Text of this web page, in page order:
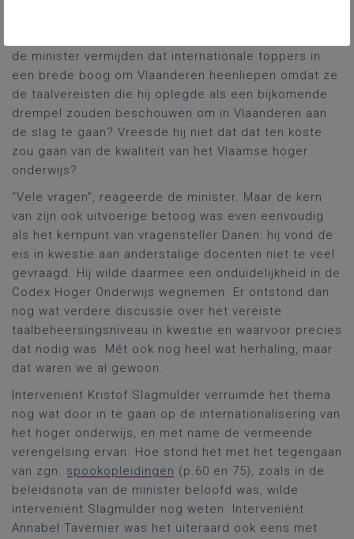
de minister vermijden dat internationale toppers in
een brede boog om Vlaanderen heenliepen omdat ze
de taalvereisten die hij oplegde als een bijkomende
drempel zouden beschouwen om in Vlaanderen aan
de slag te gaan? Vreesde hij niet dat dat ten koste
zou gaan van de kwaliteit van het Vlaamse hoger
onderwijs?
“Vele vragen”, reageerde de minister. Maar de kern
van zijn ook uitvoerige betoog was even eenvoudig
als het kernpunt van vragensteller Danen: hij vond de
eis in kwestie aan anderstalige docenten niet te veel
gevraagd. Hij wilde daarmee een onduidelijkheid in de
Codex Hoger Onderwijs wegnemen. Er ontstond dan
nog wat verdere discussie over het vereiste
taalbeheersingsniveau in kwestie en waarvoor precies
dat nodig was. Mét ook nog heel wat herhaling, maar
dat waren we al gewoon.
Interveniënt Kristof Slagmulder verruimde het thema
nog wat door in te gaan op de internationalisering van
het hoger onderwijs, en met name de vermeende
verengelsing ervan. Hoe stond het met het tegengaan
van zgn. spookopleidingen (p.60 en 75), zoals in de
beleidsnota van de minister beloofd was, wilde
interveniënt Slagmulder nog weten. Interveniënt
Annabel Tavernier was het uiteraard ook eens met